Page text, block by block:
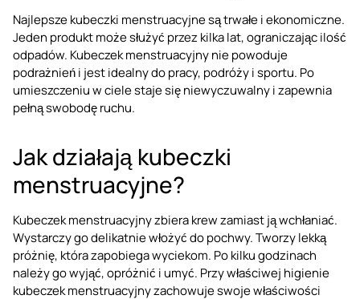
Najlepsze kubeczki menstruacyjne są trwałe i ekonomiczne.
Jeden produkt może służyć przez kilka lat, ograniczając ilość
odpadów. Kubeczek menstruacyjny nie powoduje
podrażnień i jest idealny do pracy, podróży i sportu. Po
umieszczeniu w ciele staje się niewyczuwalny i zapewnia
pełną swobodę ruchu.
Jak działają kubeczki
menstruacyjne?
Kubeczek menstruacyjny zbiera krew zamiast ją wchłaniać.
Wystarczy go delikatnie włożyć do pochwy. Tworzy lekką
próżnię, która zapobiega wyciekom. Po kilku godzinach
należy go wyjąć, opróżnić i umyć. Przy właściwej higienie
kubeczek menstruacyjny zachowuje swoje właściwości